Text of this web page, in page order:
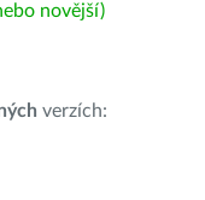
novější)
verzích: